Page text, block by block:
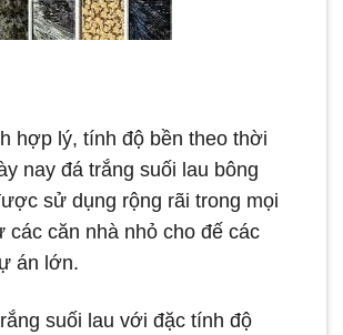
hợp lý, tính độ bền theo thời
nay đá trắng suối lau bông
sử dụng rộng rãi trong mọi
các căn nhà nhỏ cho đế các
án lớn.
suối lau với đặc tính độ